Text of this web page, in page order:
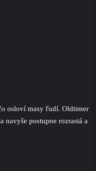
osloví masy ľudí. Oldtimer
postupne rozrastá a